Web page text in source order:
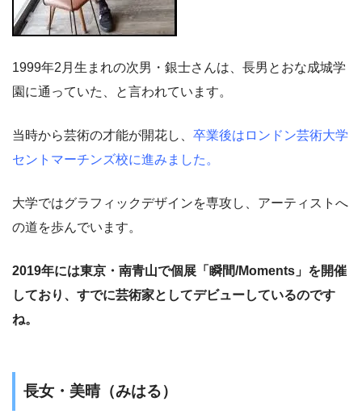
1999年2月生まれの次男・銀士さんは、長男とおな成城学
園に通っていた、と言われています。
当時から芸術の才能が開花し、 卒業後はロンドン芸術大学
セントマーチンズ校に進みました。
大学ではグラフィックデザインを専攻し、アーティストへ
の道を歩んでいます。
2019年には東京・南青山で個展「瞬間/Moments」を開催
しており、すでに芸術家としてデビューしているのです
ね。
長女・美晴（みはる）